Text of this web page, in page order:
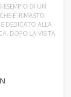
ESEMPIO DI UN
E` RIMASTO
DEDICATO ALLA
LA VISITA